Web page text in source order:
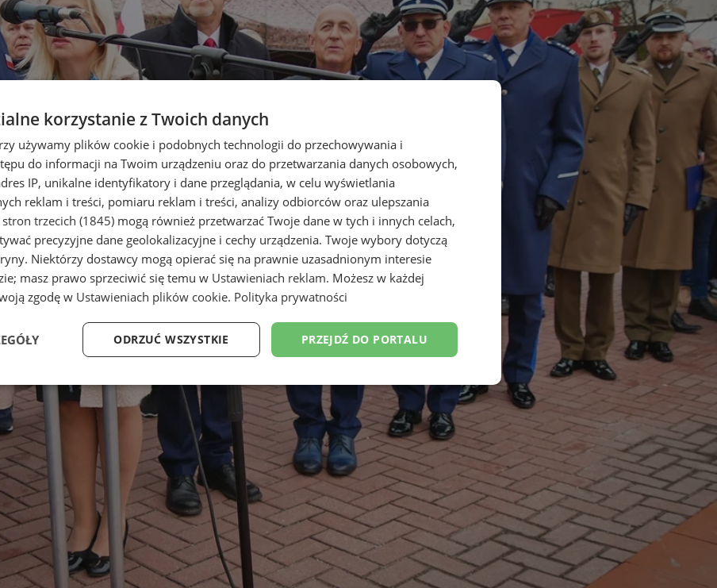
korzystanie z Twoich danych
używamy plików cookie i podobnych technologii do przechowywania i
do informacji na Twoim urządzeniu oraz do przetwarzania danych osobowych,
IP, unikalne identyfikatory i dane przeglądania, w celu wyświetlania
reklam i treści, pomiaru reklam i treści, analizy odbiorców oraz ulepszania
trzecich (1845) mogą również przetwarzać Twoje dane w tych i innych celach,
precyzyjne dane geolokalizacyjne i cechy urządzenia. Twoje wybory dotyczą
Niektórzy dostawcy mogą opierać się na prawnie uzasadnionym interesie
masz prawo sprzeciwić się temu w Ustawieniach reklam. Możesz w każdej
zgodę w Ustawieniach plików cookie. Polityka prywatności
PRZEJDŹ DO PORTALU
ODRZUĆ WSZYSTKIE
Wydajność Targetowanie Funkcjonalność Niesklasyfikowane
Niezbędne Wydajność Targetowanie Funkcjonalność Niesklasyfikowane
umożliwiają korzystanie z podstawowych funkcji strony internetowej, takich jak logowanie użytkownika i
Bez niezbędnych plików cookie nie można prawidłowo korzystać ze strony internetowej.
Provider/Domena
Okres
przechowywania
Opis